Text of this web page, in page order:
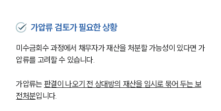
가압류 검토가 필요한 상황
미수금회수 과정에서 채무자가 재산을 처분할 가능성이 있다면 가
압류를 고려할 수 있습니다.
가압류는 판결이 나오기 전 상대방의 재산을 임시로 묶어 두는 보
전처분입니다.